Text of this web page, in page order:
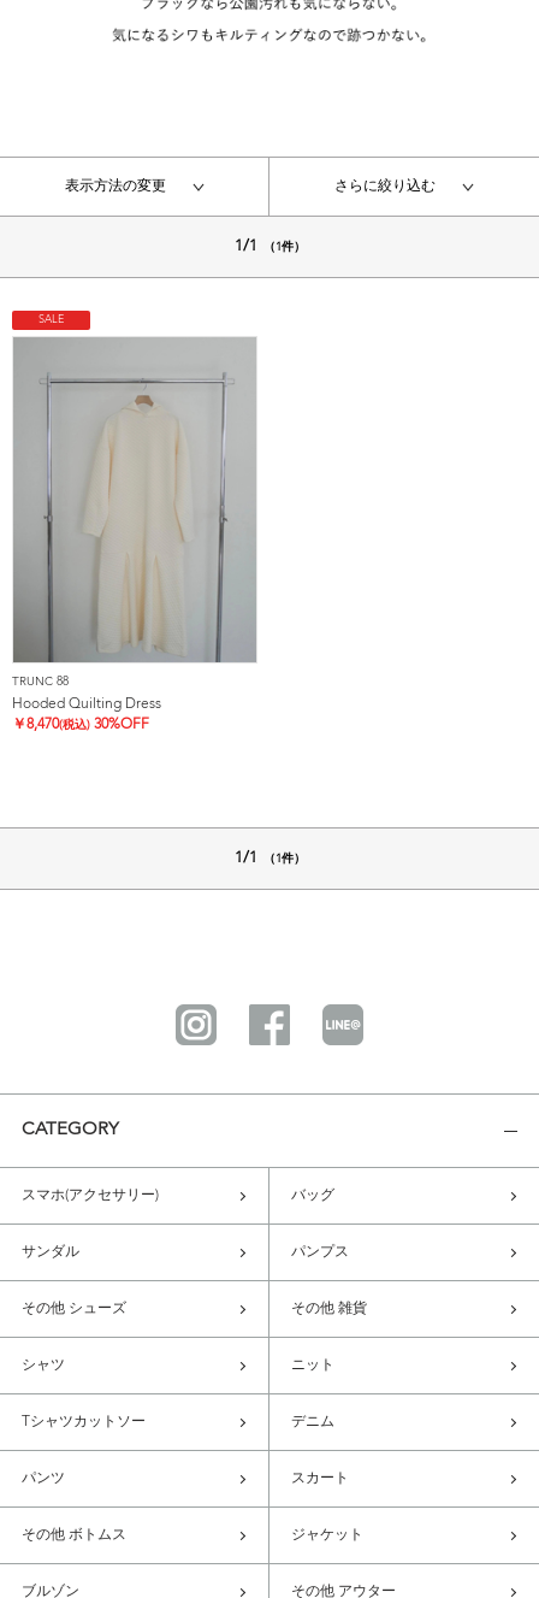
表示方法の変更 さらに絞り込む
1/1 （1件）
SALE
TRUNC 88
Hooded Quilting Dress
￥8,470(税込) 30%OFF
1/1 （1件）
CATEGORY
スマホ(アクセサリー) バッグ
サンダル パンプス
その他 シューズ その他 雑貨
シャツ ニット
Tシャツカットソー デニム
パンツ スカート
その他 ボトムス ジャケット
ブルゾン その他 アウター